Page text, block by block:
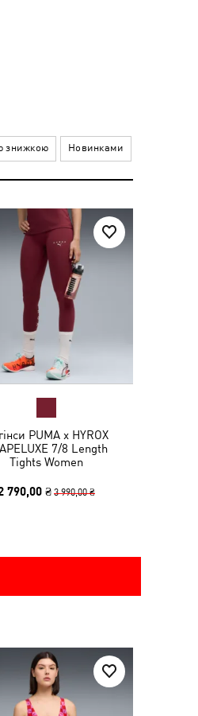
знижкою Новинками
PUMA x HYROX
7/8 Length
Tights Women
790,00 ₴ 3 990,00 ₴